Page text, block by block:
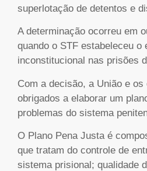
superlotação de detentos e
A determinação ocorreu em
quando o STF estabeleceu o
inconstitucional nas prisões
Com a decisão, a União e os
obrigados a elaborar um
problemas do sistema
O Plano Pena Justa é
que tratam do controle de
sistema prisional; qualidade